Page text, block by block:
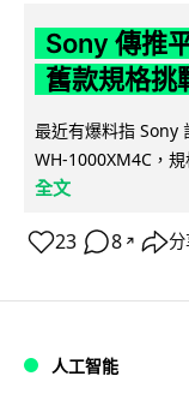
Sony 傳推
舊款規格挑
最近有爆料指 Sony
WH-1000XM4C，
全文
23 8 ↗
人工智能